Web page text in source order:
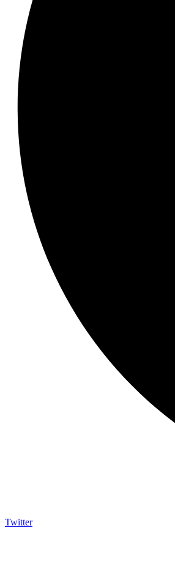
Twitter